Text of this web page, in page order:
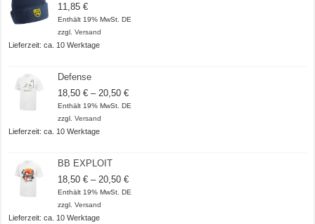
11,85€
Enthält 19% MwSt. DE
zzgl.Versand
Lieferzeit: ca. 10 Werktage
Defense
18,50€ – 20,50€Preisspanne:
18,50 €
Enthält 19% MwSt. DE
zzgl.Versand
Lieferzeit: ca. 10 Werktage
BB EXPLOIT
18,50€ – 20,50€Preisspanne:
18,50 €
Enthält 19% MwSt. DE
zzgl.Versand
Lieferzeit: ca. 10 Werktage